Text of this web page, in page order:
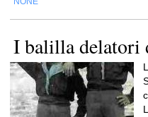
I balilla delatori